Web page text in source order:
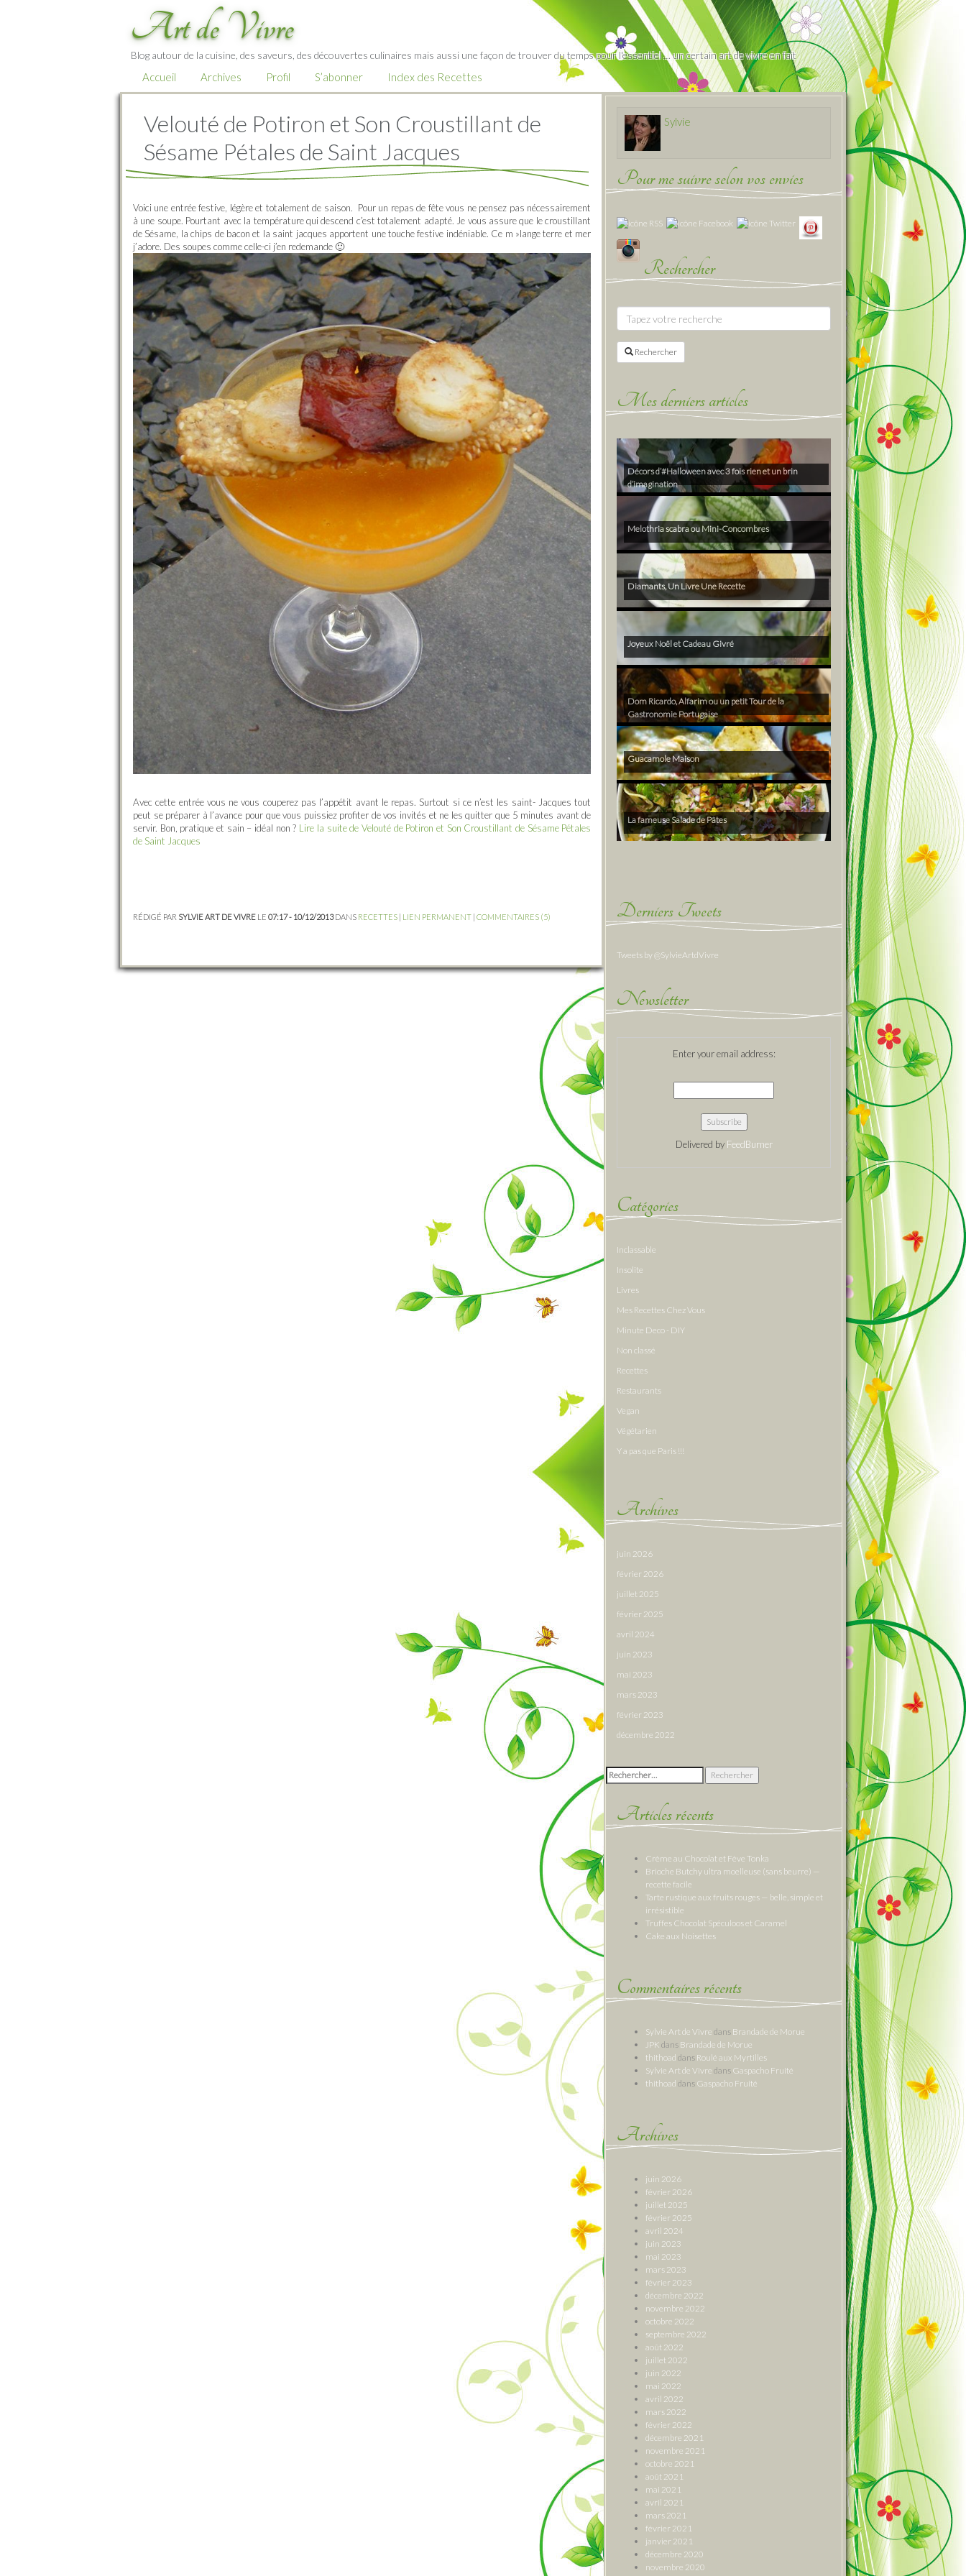
Art de Vivre
Blog autour de la cuisine, des saveurs, des découvertes culinaires mais aussi une façon de trouver du temps pour l'essentiel … un certain art de vivre en fait
Accueil Archives Profil S’abonner Index des Recettes
Velouté de Potiron et Son Croustillant de
Sésame Pétales de Saint Jacques
Voici une entrée festive, légère et totalement de saison. Pour un repas de fête vous ne pensez pas nécessairement
à une soupe. Pourtant avec la température qui descend c’est totalement adapté. Je vous assure que le croustillant
de Sésame, la chips de bacon et la saint jacques apportent une touche festive indéniable. Ce m »lange terre et mer
j’adore. Des soupes comme celle-ci j’en redemande 🙂
Avec cette entrée vous ne vous couperez pas l’appétit avant le repas. Surtout si ce n’est les saint- Jacques tout
peut se préparer à l’avance pour que vous puissiez profiter de vos invités et ne les quitter que 5 minutes avant de
servir. Bon, pratique et sain – idéal non ? Lire la suite de Velouté de Potiron et Son Croustillant de Sésame Pétales
de Saint Jacques
RÉDIGÉ PAR SYLVIE ART DE VIVRE LE 07:17 - 10/12/2013DANS RECETTES | LIEN PERMANENT | COMMENTAIRES (5)
Sylvie
Pour me suivre selon vos envies
Rechercher
Rechercher
Mes derniers articles
Décors d’#Halloween avec 3 fois rien et un brin
d’imagination
Melothria scabra ou Mini-Concombres
Diamants, Un Livre Une Recette
Joyeux Noël et Cadeau Givré
Dom Ricardo, Alfarim ou un petit Tour de la
Gastronomie Portugaise
Guacamole Maison
La fameuse Salade de Pâtes
Derniers Tweets
Tweets by @SylvieArtdVivre
Newsletter
Enter your email address:
Delivered by FeedBurner
Catégories
Inclassable
Insolite
Livres
Mes Recettes Chez Vous
Minute Deco - DIY
Non classé
Recettes
Restaurants
Vegan
Végétarien
Y a pas que Paris !!!
Archives
juin 2026
février 2026
juillet 2025
février 2025
avril 2024
juin 2023
mai 2023
mars 2023
février 2023
décembre 2022
Rechercher :
Articles récents
Crème au Chocolat et Fève Tonka
Brioche Butchy ultra moelleuse (sans beurre) —
recette facile
Tarte rustique aux fruits rouges — belle, simple et
irrésistible
Truffes Chocolat Spéculoos et Caramel
Cake aux Noisettes
Commentaires récents
Sylvie Art de Vivre dans Brandade de Morue
JPK dans Brandade de Morue
thithoad dans Roulé aux Myrtilles
Sylvie Art de Vivre dans Gaspacho Fruité
thithoad dans Gaspacho Fruité
Archives
juin 2026
février 2026
juillet 2025
février 2025
avril 2024
juin 2023
mai 2023
mars 2023
février 2023
décembre 2022
novembre 2022
octobre 2022
septembre 2022
août 2022
juillet 2022
juin 2022
mai 2022
avril 2022
mars 2022
février 2022
décembre 2021
novembre 2021
octobre 2021
août 2021
mai 2021
avril 2021
mars 2021
février 2021
janvier 2021
décembre 2020
novembre 2020